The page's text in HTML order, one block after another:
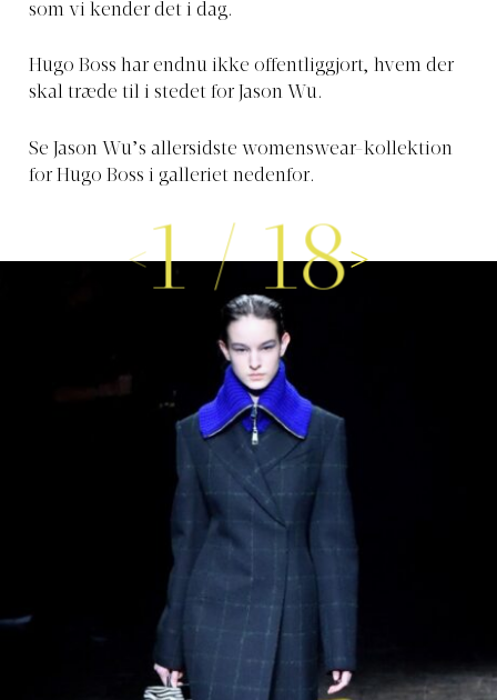
som vi kender det i dag.
Hugo Boss har endnu ikke offentliggjort, hvem der
skal træde til i stedet for Jason Wu.
Se Jason Wu’s allersidste womenswear-kollektion
for Hugo Boss i galleriet nedenfor.
1/18